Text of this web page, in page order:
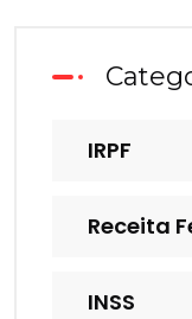
IRPF
Receita
INSS